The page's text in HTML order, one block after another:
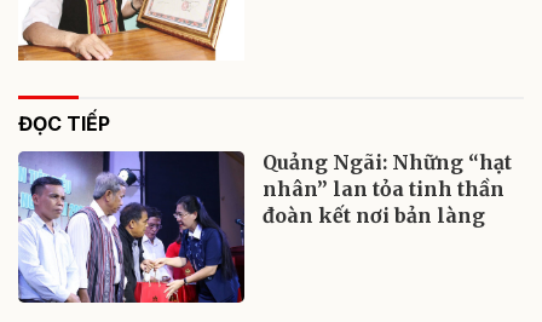
ĐỌC TIẾP
Quảng Ngãi: Những “hạt
nhân” lan tỏa tinh thần
đoàn kết nơi bản làng